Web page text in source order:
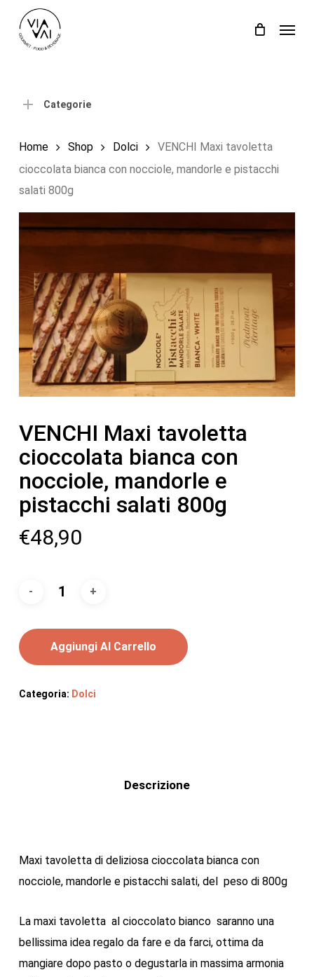
Carrello Close
Categorie
Home Shop Dolci
VENCHI Maxi tavoletta
cioccolata bianca con nocciole, mandorle e pistacchi
salati 800g
VENCHI Maxi tavoletta
cioccolata bianca con
nocciole, mandorle e
pistacchi salati 800g
€48,90
Aggiungi Al Carrello
Categoria: Dolci
Descrizione
Maxi tavoletta di deliziosa cioccolata bianca con
nocciole, mandorle e pistacchi salati, del peso di 800g
La maxi tavoletta al cioccolato bianco saranno una
bellissima idea regalo da fare e da farci, ottima da
mangiare dopo pasto o degustarla in massima armonia